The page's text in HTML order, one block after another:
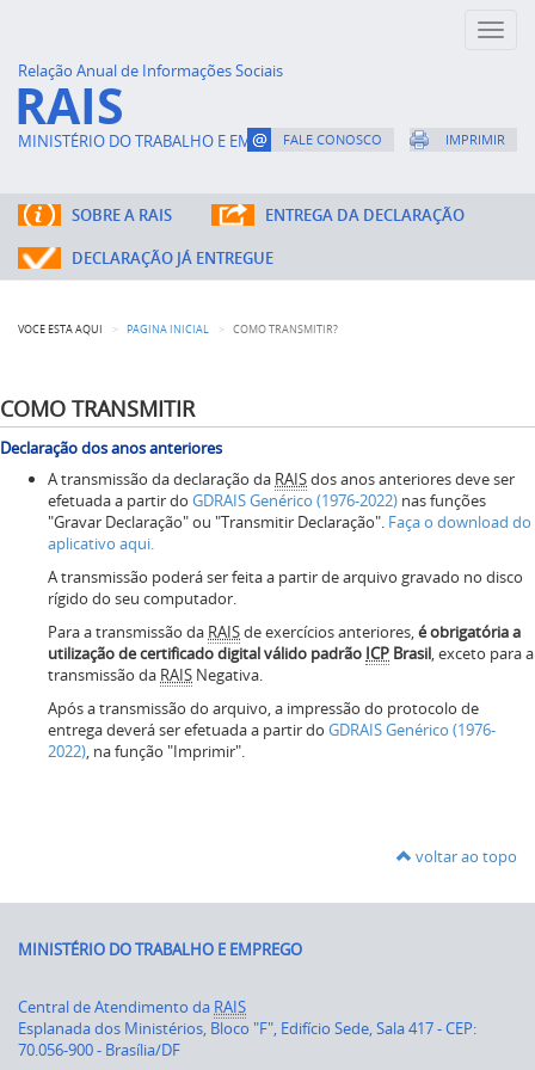
Toggle
Relação Anual de Informações Sociais
RAIS
MINISTÉRIO DO TRABALHO E EMPREGOFALE CONOSCO IMPRIMIR
SOBRE A RAIS
ENTREGA DA DECLARAÇÃO
DECLARAÇÃO JÁ ENTREGUE
VOCÊ ESTÁ AQUI PÁGINA INICIAL COMO TRANSMITIR?
COMO TRANSMITIR
Declaração dos anos anteriores
A transmissão da declaração da RAISdos anos anteriores deve ser
efetuada a partir do GDRAIS Genérico (1976-2022) nas funções
"Gravar Declaração" ou "Transmitir Declaração". Faça o download do
aplicativo aqui.
A transmissão poderá ser feita a partir de arquivo gravado no disco
rígido do seu computador.
Para a transmissão da RAISde exercícios anteriores,é obrigatória a
utilização de certificado digital válido padrão ICP Brasil, exceto para a
transmissão da RAIS Negativa.
Após a transmissão do arquivo, a impressão do protocolo de
entrega deverá ser efetuada a partir do GDRAIS Genérico (1976-
2022), na função "Imprimir".
voltar ao topo
MINISTÉRIO DO TRABALHO E EMPREGO
Central de Atendimento da RAIS
Esplanada dos Ministérios, Bloco "F", Edifício Sede, Sala 417 - CEP:
70.056-900 - Brasília/DF